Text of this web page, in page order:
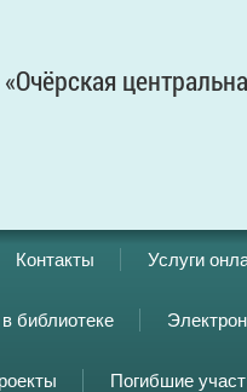
Контакты Услуги
библиотеке
Погибшие